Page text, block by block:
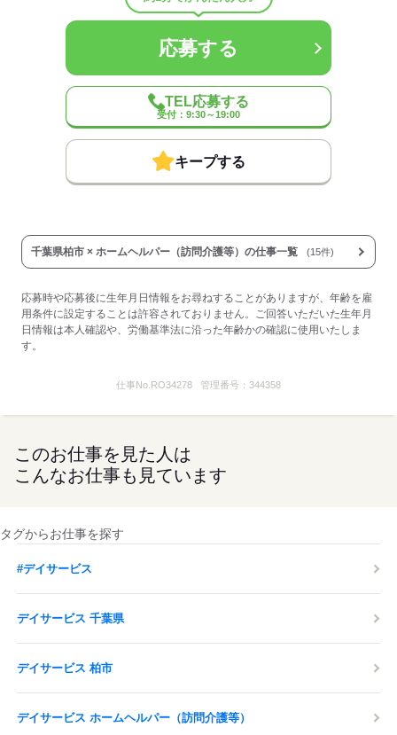
◆給与前払い制度あり（稼働分・規定あり）
◆定年制度あり：60歳（60歳以降については1年ごとの契約更新によ
◆給与前払い制度
実際に勤務した分の給与を、給料日前に受け取ることができる制度
※未勤務分の給与を受け取る前借り制度ではありません。
※入社翌月の第5営業日より利用可能です。
※利用条件の詳細は社内規定によります。
試用期間：有（3ヶ月）
※雇用形態・給与は同条件
し
時間外労働：採用までに明示
応募する
TEL応募する
受付：9:30～19:00
キープする
千葉県柏市 × ホームヘルパー（訪問介護等）の仕事一覧 (15件)
応募時や応募後に生年月日情報をお尋ねすることがありますが、年齢を雇
用条件に設定することは許容されておりません。ご回答いただいた生年月
日情報は本人確認や、労働基準法に沿った年齢かの確認に使用いたしま
す。
仕事No. RO34278 管理番号：344358
このお仕事を見た人は
こんなお仕事も見ています
タグからお仕事を探す
#デイサービス
デイサービス 千葉県
デイサービス 柏市
デイサービス ホームヘルパー（訪問介護等）